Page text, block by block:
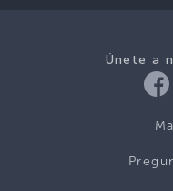
Únete a